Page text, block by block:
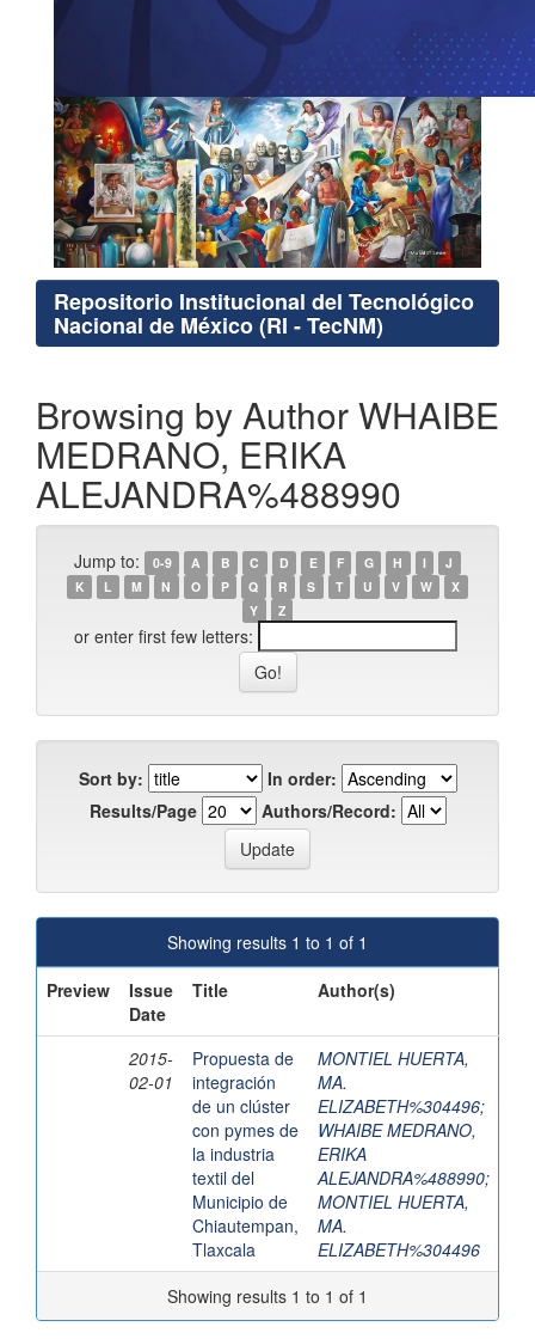
Repositorio Institucional del Tecnológico
Nacional de México (RI - TecNM)
Browsing by Author WHAIBE
MEDRANO, ERIKA
ALEJANDRA%488990
Jump to: 0-9 A B C D E F G H I
J
K
L M N O P Q R S T U V W
X
Y
Z
or enter first few letters:
Sort by:
In order:
Results/Page
Authors/Record:
Showing results 1 to 1 of 1
Preview
Issue
Date
Title Author(s)
2015-
02-01
Propuesta de
integración
de un clúster
con pymes de
la industria
textil del
Municipio de
Chiautempan,
Tlaxcala
MONTIEL HUERTA,
MA.
ELIZABETH%304496;
WHAIBE MEDRANO,
ERIKA
ALEJANDRA%488990;
MONTIEL HUERTA,
MA.
ELIZABETH%304496
Showing results 1 to 1 of 1